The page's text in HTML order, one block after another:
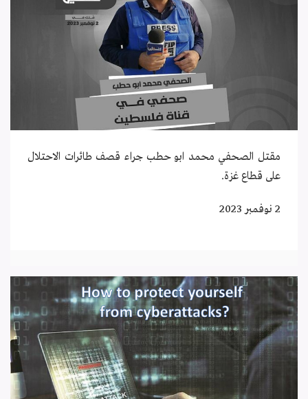
مقتل الصحفي محمد ابو حطب جراء قصف طائرات الاحتلال
على قطاع غزة.
2 نوفمبر 2023